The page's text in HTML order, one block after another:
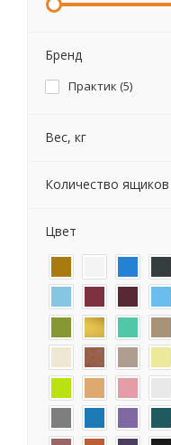
Бренд
Практик (5)
Вес, кг
Количество ящиков
Цвет